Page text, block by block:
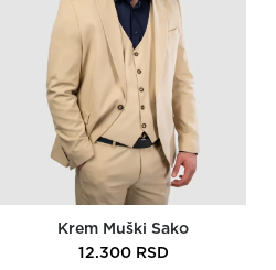
Krem Muški Sako
12.300RSD